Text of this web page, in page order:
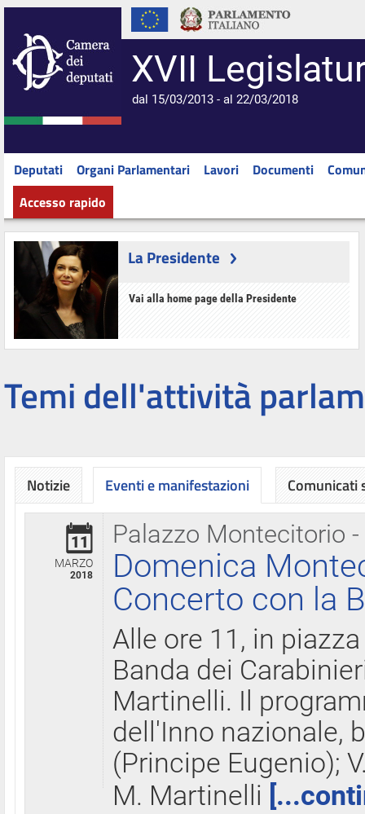
XVII
dal 15/03/2013 - al 22/03/2018
Deputati Organi Parlamentari Lavori Documenti
Accesso rapido
La Presidente
Vai alla home page della Presidente
Temi dell'attività
Notizie Eventi e manifestazioni
Palazzo Montecitorio
11
MARZO
2018
Domenica
Concerto con la
Alle ore 11, in
Banda dei
Martinelli. Il
dell'Inno nazionale,
(Principe Eugenio);
M. Martinelli
Comunicati